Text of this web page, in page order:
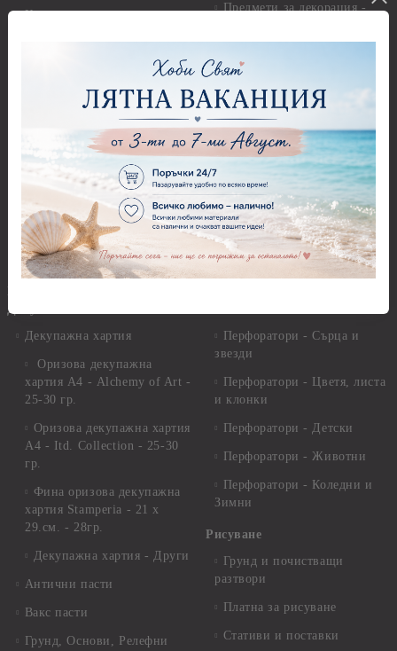
Керамична смес за отливки
Керамични елементи
Елементи от полимерна
глина и полирезин
Пластични елементи
Инструменти за моделиране
Молдове и шаблони
Глина
Самосъхнеща глина
Полимерна Глина
Приложни техники и
Декупаж
Декупажна хартия
Оризова декупажна
хартия А4 - Alchemy of Art -
25-30 гр.
Оризова декупажна хартия
А4 - Itd. Collection - 25-30
гр.
Фина оризова декупажна
хартия Stamperia - 21 х
29.см. - 28гр.
Декупажна хартия - Други
Антични пасти
Вакс пасти
Грунд, Основи, Релефни
Предмети за декорация -
Плат, органза, зебло,
целофан
Пънчове Перфоратори
Перфоратори до 2,50 см
Перфоратори 2,50 см
Перфоратори над 2,50 см
Бордюрни пънчове
Ъглови перфоратори
Перфоратори - Сърца и
звезди
Перфоратори - Цветя, листа
и клонки
Перфоратори - Детски
Перфоратори - Животни
Перфоратори - Коледни и
Зимни
Рисуване
Грунд и почистващи
разтвори
Платна за рисуване
Стативи и поставки